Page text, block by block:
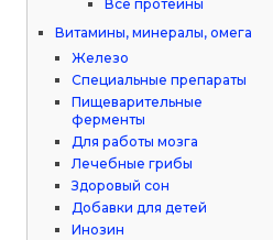
Все протеины
Витамины, минералы, омега
Железо
Специальные препараты
Пищеварительные
ферменты
Для работы мозга
Лечебные грибы
Здоровый сон
Добавки для детей
Инозин